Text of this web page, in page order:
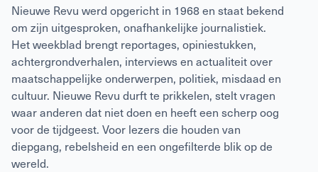
Nieuwe Revu werd opgericht in 1968 en staat bekend
om zijn uitgesproken, onafhankelijke journalistiek.
Het weekblad brengt reportages, opiniestukken,
achtergrondverhalen, interviews en actualiteit over
maatschappelijke onderwerpen, politiek, misdaad en
cultuur. Nieuwe Revu durft te prikkelen, stelt vragen
waar anderen dat niet doen en heeft een scherp oog
voor de tijdgeest. Voor lezers die houden van
diepgang, rebelsheid en een ongefilterde blik op de
wereld.